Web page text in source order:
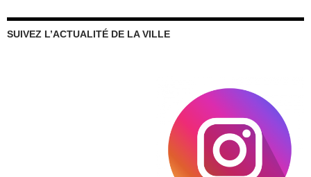
SUIVEZ L’ACTUALITÉ DE LA VILLE